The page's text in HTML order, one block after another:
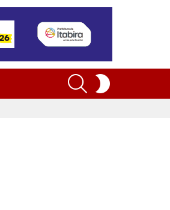
SEARCH